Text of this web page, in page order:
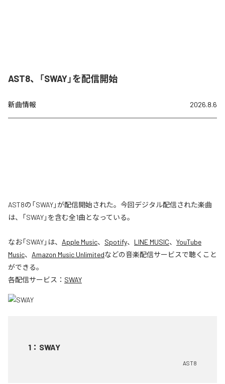
AST8、「SWAY」を配信開始
新曲情報 2026.8.6
AST8の「SWAY」が配信開始された。今回デジタル配信された楽曲
は、「SWAY」を含む全1曲となっている。
なお「SWAY」は、 Apple Music、 Spotify、 LINE MUSIC、 YouTube
Music、 Amazon Music Unlimitedなどの音楽配信サービスで聴くこと
ができる。
各配信サービス： SWAY
1 ： SWAY
AST8